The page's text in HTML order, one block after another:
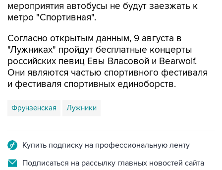
мероприятия автобусы не будут заезжать к
метро "Спортивная".
Согласно открытым данным, 9 августа в
"Лужниках" пройдут бесплатные концерты
российских певиц Евы Власовой и Bearwolf.
Они являются частью спортивного фестиваля
и фестиваля спортивных единоборств.
Фрунзенская Лужники
Купить подписку на профессиональную ленту
Подписаться на рассылку главных новостей сайта